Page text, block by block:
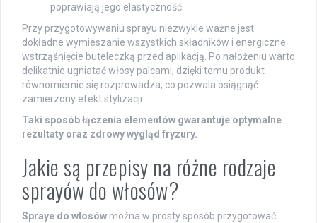
poprawiają jego elastyczność.
Przy przygotowywaniu sprayu niezwykle ważne jest
dokładne wymieszanie wszystkich składników i energiczne
wstrząśnięcie buteleczką przed aplikacją. Po nałożeniu warto
delikatnie ugniatać włosy palcami; dzięki temu produkt
równomiernie się rozprowadza, co pozwala osiągnąć
zamierzony efekt stylizacji.
Taki sposób łączenia elementów gwarantuje optymalne
rezultaty oraz zdrowy wygląd fryzury.
Jakie są przepisy na różne rodzaje
sprayów do włosów?
Spraye do włosów można w prosty sposób przygotować